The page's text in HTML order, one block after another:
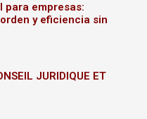
para empresas:
y eficiencia sin
JURIDIQUE ET